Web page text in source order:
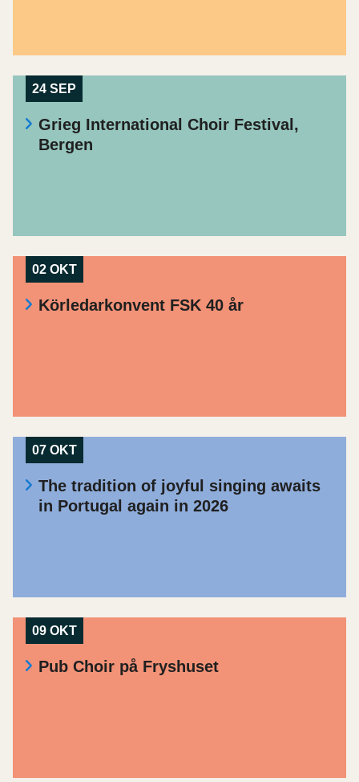
24 SEP
Grieg International Choir Festival,
Bergen
02 OKT
Körledarkonvent FSK 40 år
07 OKT
The tradition of joyful singing awaits
in Portugal again in 2026
09 OKT
Pub Choir på Fryshuset